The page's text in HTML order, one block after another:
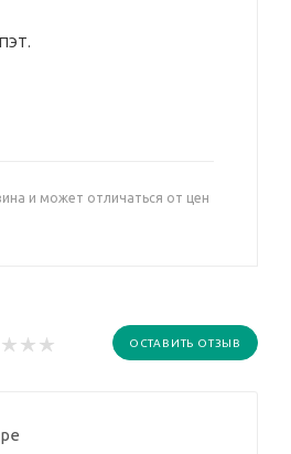
и может отличаться от цен
ОСТАВИТЬ ОТЗЫВ